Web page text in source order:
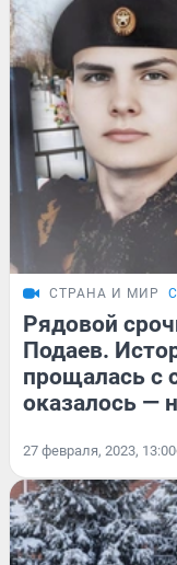
СТРАНА И МИР
Рядовой
Подаев.
прощалась с
оказалось —
27 февраля, 2023, 13:00